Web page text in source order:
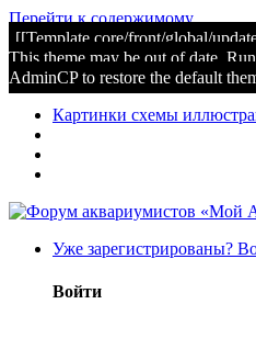
Перейти к содержимому
[[Template core/front/global/
This theme may be out of date.
AdminCP to restore the default
Картинки схемы
Уже зарегистрированы?
Войти